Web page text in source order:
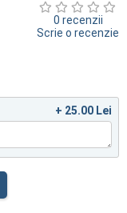
0 recenzii
Scrie o recenzie
+ 25.00 Lei